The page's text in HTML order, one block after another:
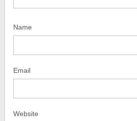
Name
Email
Website